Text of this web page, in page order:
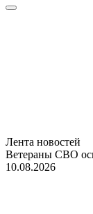
Лента новостей
Ветераны СВО
10.08.2026